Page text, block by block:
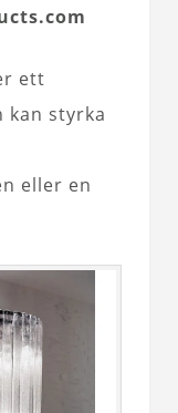
ett
kan styrka
eller en